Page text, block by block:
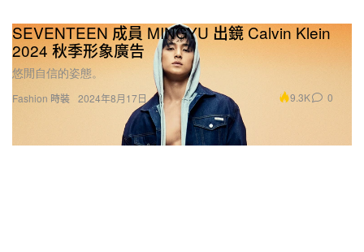
Fashion 時裝
SEVENTEEN 成員 MINGYU 出鏡 Calvin Klein
2024 秋季形象廣告
悠閒自信的姿態。
2024年8月17日 9.3K 0